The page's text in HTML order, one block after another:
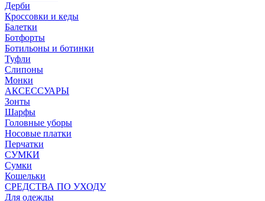
Дерби
Кроссовки и кеды
Балетки
Ботфорты
Ботильоны и ботинки
Туфли
Слипоны
Монки
АКСЕССУАРЫ
Зонты
Шарфы
Головные уборы
Носовые платки
Перчатки
СУМКИ
Сумки
Кошельки
CРЕДСТВА ПО УХОДУ
Для одежды